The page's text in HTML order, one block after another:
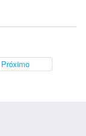
Próximo